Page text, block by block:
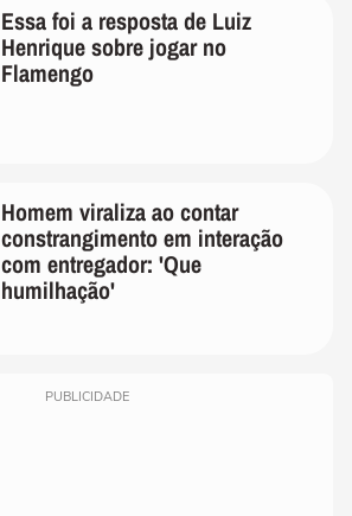
Essa foi a resposta de Luiz
Henrique sobre jogar no
Flamengo
Homem viraliza ao contar
constrangimento em interação
com entregador: 'Que
humilhação'
PUBLICIDADE